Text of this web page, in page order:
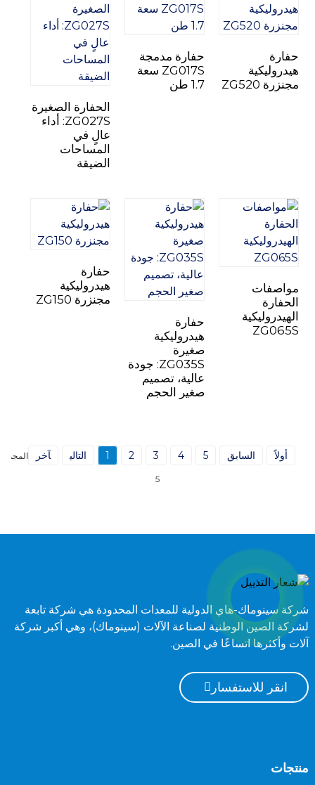
حفارة
هيدروليكية
مجنزرة ZG520
حفارة مدمجة
ZG017S سعة
1.7 طن
الحفارة الصغيرة
ZG027S: أداء
عالٍ في
المساحات
الضيقة
مواصفات
الحفارة
الهيدروليكية
ZG065S
حفارة
هيدروليكية
صغيرة
ZG035S: جودة
عالية، تصميم
صغير الحجم
حفارة
هيدروليكية
مجنزرة ZG150
أولاً السابق 1 2 3 4 5 التالي آخر
5
شركة سينوماك-هاي الدولية للمعدات المحدودة هي شركة تابعة
لشركة الصين الوطنية لصناعة الآلات (سينوماك)، وهي أكبر شركة
آلات وأكثرها اتساعًا في الصين.
انقر للاستفسار
منتجات